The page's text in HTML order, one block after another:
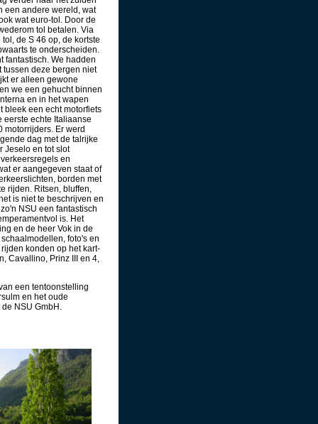
een andere wereld, wat
wat euro-tol. Door de
tol betalen. Via
de S 46 op, de kortste
te onderscheiden.
fantastisch. We hadden
tussen deze bergen niet
er alleen gewone
we een gehucht binnen
en in het wapen
bleek een echt motorfiets
eerste echte Italiaanse
motorrijders. Er werd
dag met de talrijke
Jeselo en tot slot
en
er aangegeven staat of
borden met
rijden. Ritsen, bluffen,
is niet te beschrijven en
NSU een fantastisch
is. Het
en de heer Vok in de
foto's en
konden op het kart-
Cavallino, Prinz III en 4,
een tentoonstelling
en het oude
NSU GmbH.